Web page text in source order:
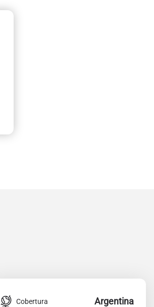
Cobertura Argentina